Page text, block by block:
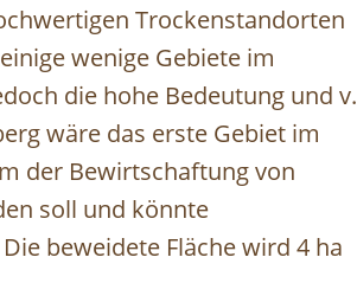
Trockenstandorten
wenige Gebiete im
die hohe Bedeutung und v.
wäre das erste Gebiet im
der Bewirtschaftung von
soll und könnte
beweidete Fläche wird 4 ha